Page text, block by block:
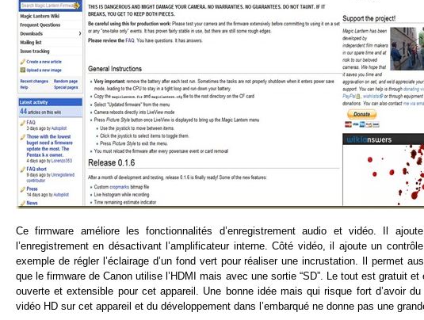
Ce firmware améliore les fonctionnalités d’enregistrement audio et vidéo. Il
l’enregistrement en désactivant l’amplificateur interne. Côté vidéo, il ajoute un
exemple de régler l’éclairage d’un fond vert pour réaliser une incrustation. Il permet
que le firmware de Canon utilise l’HDMI mais avec une sortie “SD”. Le tout est gratuit
ouverte et extensible pour cet appareil. Une bonne idée mais qui risque fort d’avoir
vidéo HD sur cet appareil et du développement dans l’embarqué ne donne pas une